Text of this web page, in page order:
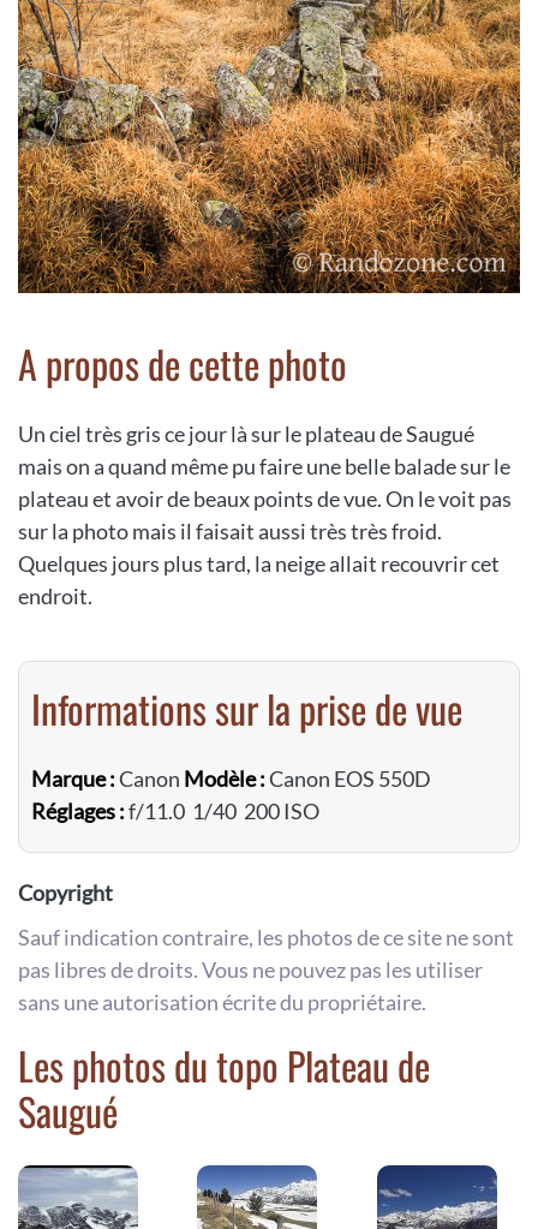
A propos de cette photo
Un ciel très gris ce jour là sur le plateau de Saugué
mais on a quand même pu faire une belle balade sur le
plateau et avoir de beaux points de vue. On le voit pas
sur la photo mais il faisait aussi très très froid.
Quelques jours plus tard, la neige allait recouvrir cet
endroit.
Informations sur la prise de vue
Marque :Canon Modèle :Canon EOS 550D
Réglages :f/11.0 1/40 200 ISO
Copyright
Sauf indication contraire, les photos de ce site ne sont
pas libres de droits. Vous ne pouvez pas les utiliser
sans une autorisation écrite du propriétaire.
Les photos du topo Plateau de
Saugué